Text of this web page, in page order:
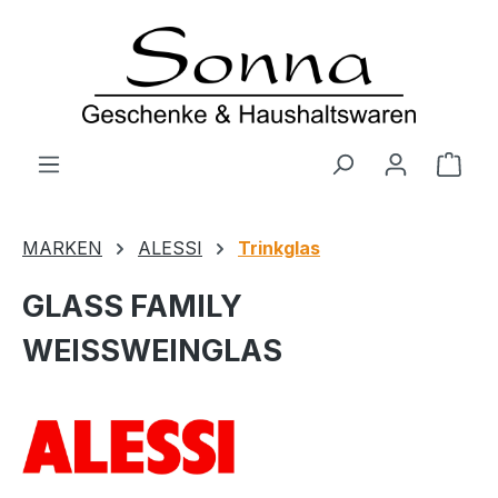
Zum Hauptinhalt springen
MARKEN ALESSI Trinkglas
GLASS FAMILY
WEISSWEINGLAS